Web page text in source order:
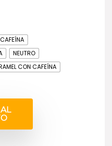
NEUTRO
CON CAFEÍNA